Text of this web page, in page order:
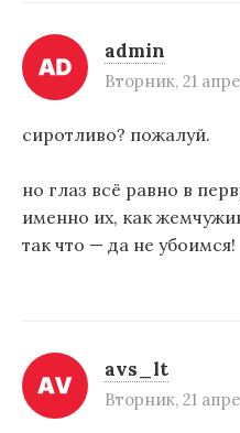
admin
Вторник, 21
сиротливо? пожалуй.
но глаз всё равно в
именно их, как
так что — да не убоимся!
avs_lt
Вторник, 21